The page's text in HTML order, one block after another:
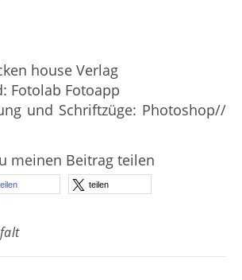
house Verlag
Fotolab Fotoapp
und Schriftzüge: Photoshop//
meinen Beitrag teilen
teilen